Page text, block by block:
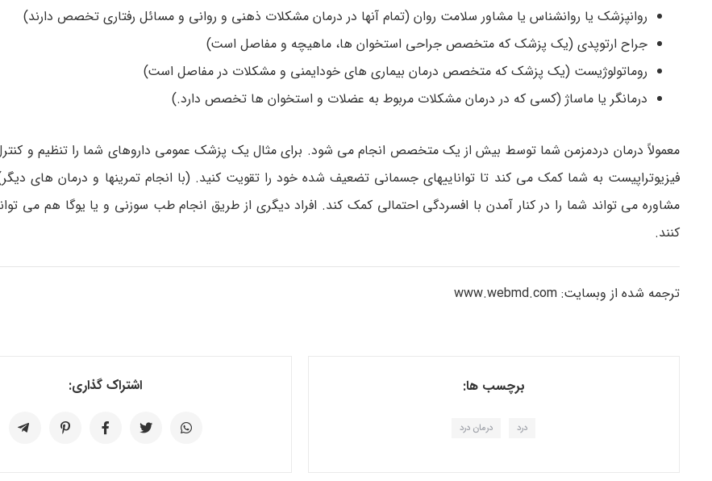
روانپزشک یا روانشناس یا مشاور سلامت­ روان (تمام آنها در درمان مشکلات ذهنی و روانی و مسائل رفتاری تخصص دارند)
جراح ارتوپدی (یک پزشک که متخصص جراحی استخوان ­ها، ماهیچه و مفاصل است)
روماتولوژیست (یک پزشک که متخصص درمان بیماری ­های خودایمنی و مشکلات در مفاصل است)
درمانگر یا ماساژ (کسی که در درمان مشکلات مربوط به عضلات و استخوان ­ها تخصص دارد.)
معمولاً درمان دردمزمن شما توسط بیش از یک متخصص انجام می ­شود. برای مثال یک پزشک عمومی داروهای شما را تنظیم و
فیزیوتراپیست به شما کمک می ­کند تا توانایی­های جسمانی تضعیف شده خود را تقویت کنید. (با انجام تمرین­ها و درمان ­های
مشاوره می­ تواند شما را در کنار آمدن با افسردگی احتمالی کمک کند. افراد دیگری از طریق انجام طب سوزنی و یا یوگا هم می
کنند.
ترجمه شده از وبسایت: www.webmd.com
برچسب ها:
درد درمان درد
اشتراک گذاری: